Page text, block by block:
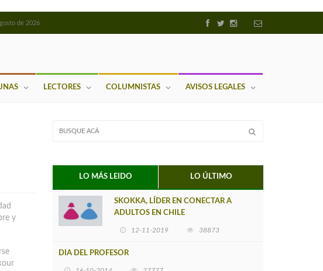
de 2026
LECTORES COLUMNISTAS AVISOS LEGALES
y
LO MÁS LEIDO LO ÚLTIMO
SKOKKA, LÍDER EN CONECTAR A
ADULTOS EN CHILE
12-11-2019 38873
DIA DEL PROFESOR